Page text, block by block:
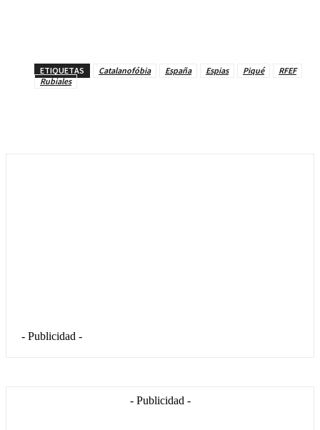
ETIQUETAS Catalanofóbia España Espias Piqué
RFEF
Rubiales
- Publicidad -
- Publicidad -